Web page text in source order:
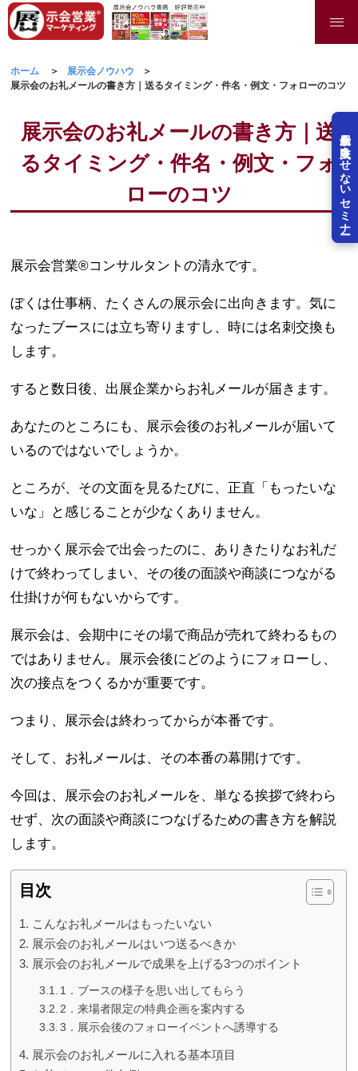
展示会を失敗させないセミナー
ホーム
展示会ノウハウ
展示会のお礼メールの書き方｜送るタイミング・件名・例文・フォローのコツ
展示会のお礼メールの書き方｜送
るタイミング・件名・例文・フォ
ローのコツ
展示会営業®コンサルタントの清永です。
ぼくは仕事柄、たくさんの展示会に出向きます。気に
なったブースには立ち寄りますし、時には名刺交換も
します。
すると数日後、出展企業からお礼メールが届きます。
あなたのところにも、展示会後のお礼メールが届いて
いるのではないでしょうか。
ところが、その文面を見るたびに、正直「もったいな
いな」と感じることが少なくありません。
せっかく展示会で出会ったのに、ありきたりなお礼だ
けで終わってしまい、その後の面談や商談につながる
仕掛けが何もないからです。
展示会は、会期中にその場で商品が売れて終わるもの
ではありません。展示会後にどのようにフォローし、
次の接点をつくるかが重要です。
つまり、展示会は終わってからが本番です。
そして、お礼メールは、その本番の幕開けです。
今回は、展示会のお礼メールを、単なる挨拶で終わら
せず、次の面談や商談につなげるための書き方を解説
します。
目次
こんなお礼メールはもったいない
展示会のお礼メールはいつ送るべきか
展示会のお礼メールで成果を上げる3つのポイント
1．ブースの様子を思い出してもらう
2．来場者限定の特典企画を案内する
3．展示会後のフォローイベントへ誘導する
展示会のお礼メールに入れる基本項目